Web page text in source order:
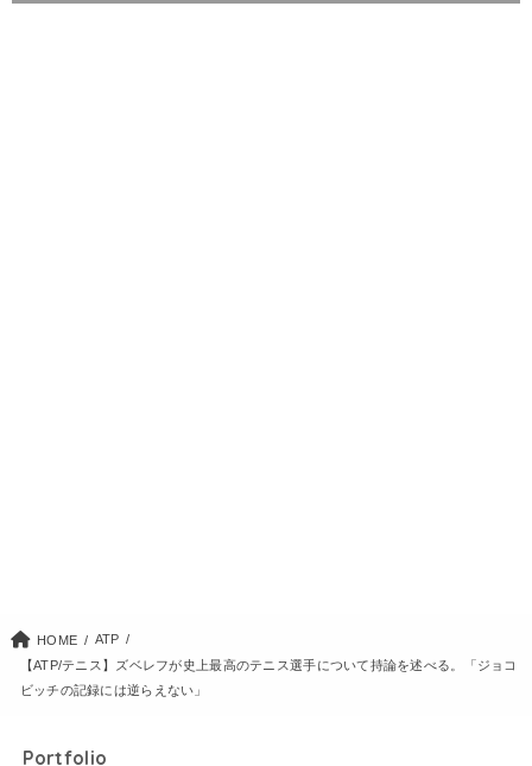
HOME
ATP
【ATP/テニス】ズベレフが史上最高のテニス選手について持論を述べる。「ジョコ
ビッチの記録には逆らえない」
Portfolio